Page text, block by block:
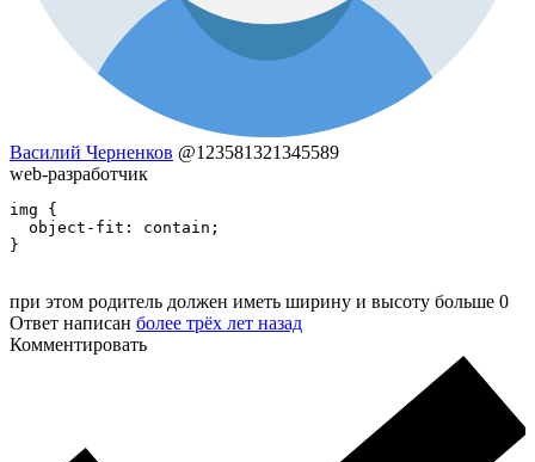
Василий Черненков @123581321345589
web-разработчик
img {
  object-fit: contain;
}
при этом родитель должен иметь ширину и высоту больше 0
Ответ написан более трёх лет назад
Комментировать